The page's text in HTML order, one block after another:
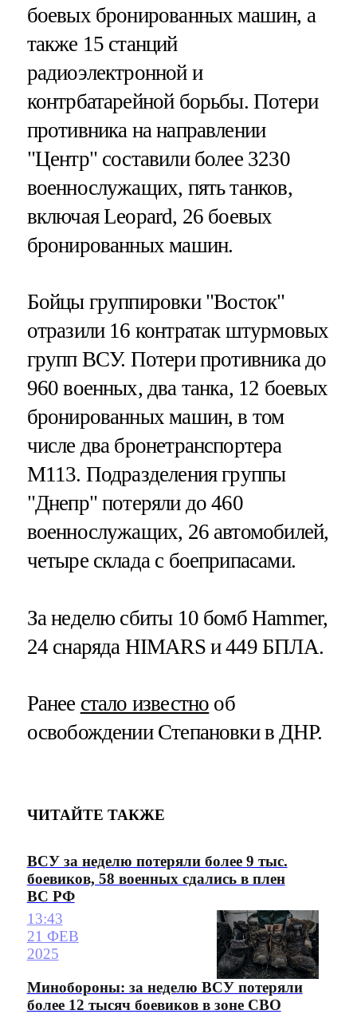
боевых бронированных машин, а
также 15 станций
радиоэлектронной и
контрбатарейной борьбы. Потери
противника на направлении
"Центр" составили более 3230
военнослужащих, пять танков,
включая Leopard, 26 боевых
бронированных машин.
Бойцы группировки "Восток"
отразили 16 контратак штурмовых
групп ВСУ. Потери противника до
960 военных, два танка, 12 боевых
бронированных машин, в том
числе два бронетранспортера
M113. Подразделения группы
"Днепр" потеряли до 460
военнослужащих, 26 автомобилей,
четыре склада с боеприпасами.
За неделю сбиты 10 бомб Hammer,
24 снаряда HIMARS и 449 БПЛА.
Ранее стало известно об
освобождении Степановки в ДНР.
ЧИТАЙТЕ ТАКЖЕ
ВСУ за неделю потеряли более 9 тыс.
боевиков, 58 военных сдались в плен
ВС РФ
13:43
21 ФЕВ
2025
Минобороны: за неделю ВСУ потеряли
более 12 тысяч боевиков в зоне СВО